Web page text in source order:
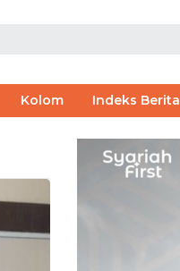
Kolom Indeks Berita